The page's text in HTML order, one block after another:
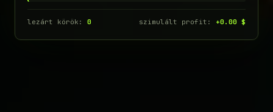
lezárt körök: 0 szimulált profit: +0.00 $